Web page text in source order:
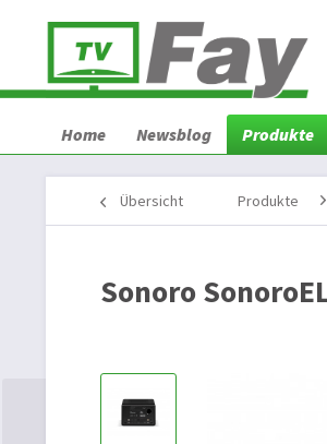
Home Newsblog Produkte
Übersicht Produkte
Sonoro